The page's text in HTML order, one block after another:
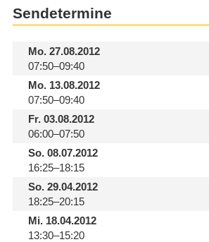
Sendetermine
Mo.27.08.2012
07:50–09:40
Mo.13.08.2012
07:50–09:40
Fr.03.08.2012
06:00–07:50
So.08.07.2012
16:25–18:15
So.29.04.2012
18:25–20:15
Mi.18.04.2012
13:30–15:20